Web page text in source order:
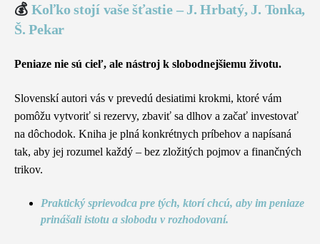
💰 Koľko stojí vaše šťastie – J. Hrbatý, J. Tonka,
Š. Pekar
Peniaze nie sú cieľ, ale nástroj k slobodnejšiemu životu.
Slovenskí autori vás v prevedú desiatimi krokmi, ktoré vám
pomôžu vytvoriť si rezervy, zbaviť sa dlhov a začať investovať
na dôchodok. Kniha je plná konkrétnych príbehov a napísaná
tak, aby jej rozumel každý – bez zložitých pojmov a finančných
trikov.
Praktický sprievodca pre tých, ktorí chcú, aby im peniaze
prinášali istotu a slobodu v rozhodovaní.